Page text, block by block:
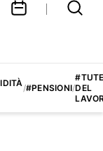
/#PENSIONI/DEL